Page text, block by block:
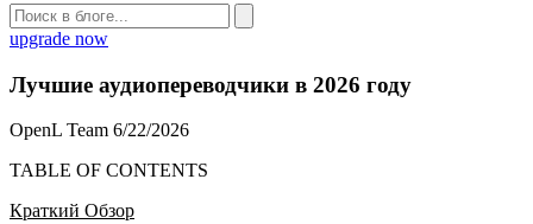
upgrade now
Лучшие аудиопереводчики в 2026 году
OpenL Team 6/22/2026
TABLE OF CONTENTS
Краткий Обзор